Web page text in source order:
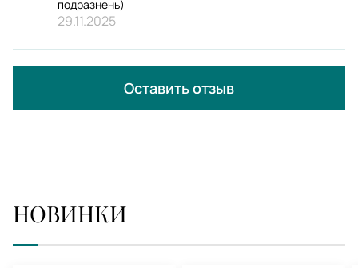
подразнень)
29.11.2025
Оставить отзыв
НОВИНКИ